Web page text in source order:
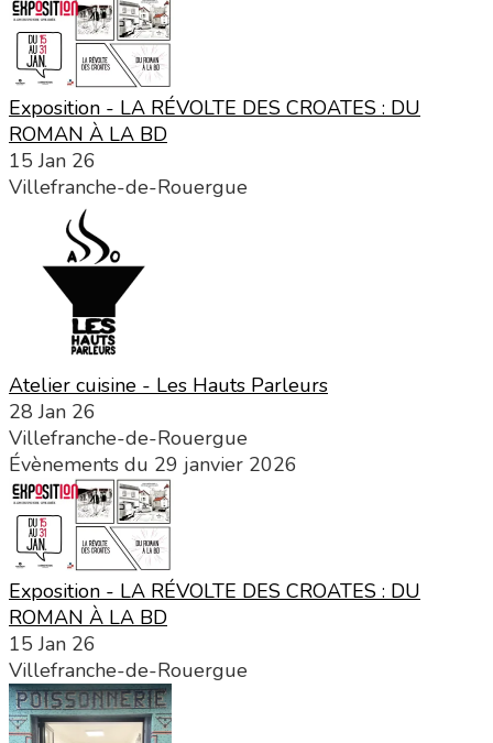
Exposition - LA RÉVOLTE DES CROATES : DU
ROMAN À LA BD
15 Jan 26
Villefranche-de-Rouergue
Atelier cuisine - Les Hauts Parleurs
28 Jan 26
Villefranche-de-Rouergue
Évènements du 29 janvier 2026
Exposition - LA RÉVOLTE DES CROATES : DU
ROMAN À LA BD
15 Jan 26
Villefranche-de-Rouergue